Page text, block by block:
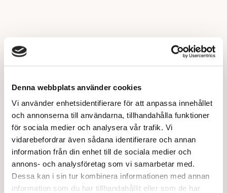
Denna webbplats använder cookies
Vi använder enhetsidentifierare för att anpassa innehållet
och annonserna till användarna, tillhandahålla funktioner
för sociala medier och analysera vår trafik. Vi
vidarebefordrar även sådana identifierare och annan
information från din enhet till de sociala medier och
annons- och analysföretag som vi samarbetar med.
Dessa kan i sin tur kombinera informationen med annan
information som du har tillhandahållit eller som de har